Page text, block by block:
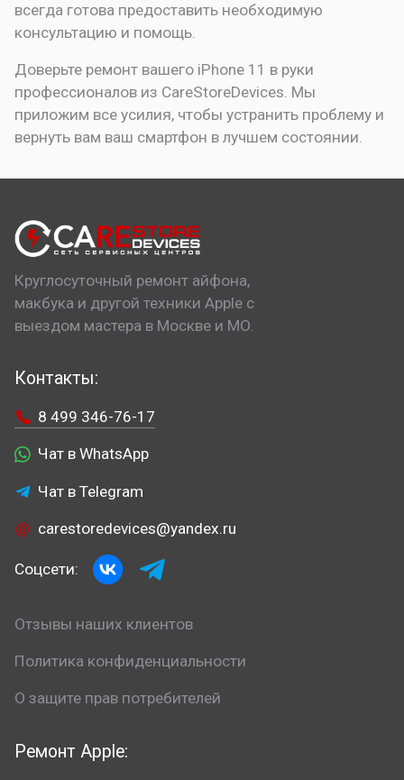
всегда готова предоставить необходимую
консультацию и помощь.
Доверьте ремонт вашего iPhone 11 в руки
профессионалов из CareStoreDevices. Мы
приложим все усилия, чтобы устранить проблему и
вернуть вам ваш смартфон в лучшем состоянии.
Круглосуточный ремонт айфона,
макбука и другой техники Apple с
выездом мастера в Москве и МО.
Ремонт Apple:
Контакты:
8 499 346-76-17
Чат в WhatsApp
Чат в Telegram
carestoredevices@yandex.ru
Соцсети:
Отзывы наших клиентов
Политика конфиденциальности
О защите прав потребителей